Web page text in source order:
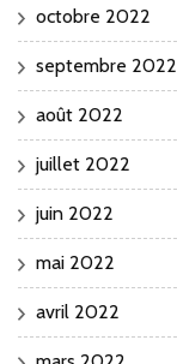
octobre 2022
septembre 2022
août 2022
juillet 2022
juin 2022
mai 2022
avril 2022